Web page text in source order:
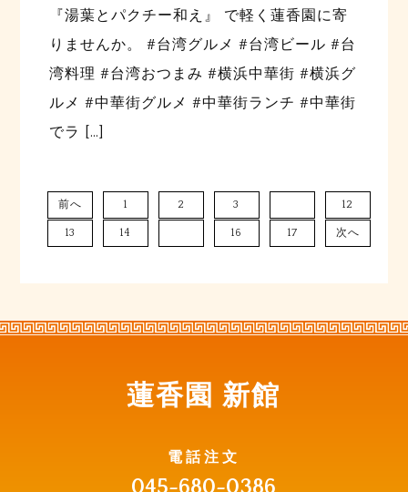
『湯葉とパクチー和え』 で軽く蓮香園に寄
りませんか。 #台湾グルメ #台湾ビール #台
湾料理 #台湾おつまみ #横浜中華街 #横浜グ
ルメ #中華街グルメ #中華街ランチ #中華街
でラ […]
前へ 1 2 3 12
13 14 16 17 次へ
蓮香園 新館
電話注文